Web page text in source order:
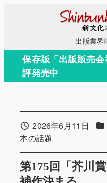
コ
テ
出版業界
保存版「出版販売
評発売中
第175回「芥川
投稿日2026年6月11日 カ
カテゴリー
本の話題